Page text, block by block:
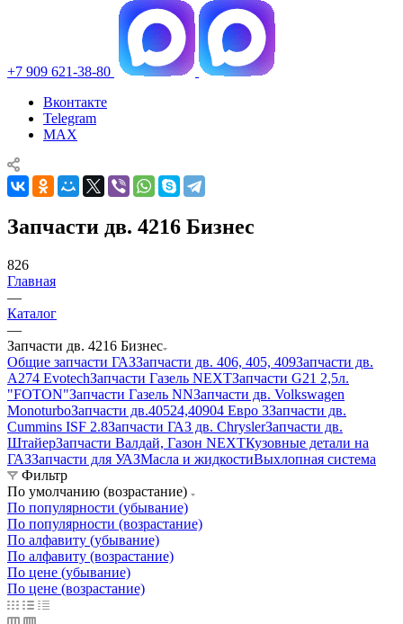
+7 909 621-38-80
Вконтакте
Telegram
MAX
Запчасти дв. 4216 Бизнес
826
Главная
—
Каталог
—
Запчасти дв. 4216 Бизнес
Общие запчасти ГАЗЗапчасти дв. 406, 405, 409Запчасти дв.
A274 EvotechЗапчасти Газель NEXTЗапчасти G21 2,5л.
"FOTON"Запчасти Газель NNЗапчасти дв. Volkswagen
MonoturboЗапчасти дв.40524,40904 Евро 3Запчасти дв.
Cummins ISF 2.8Запчасти ГАЗ дв. ChryslerЗапчасти дв.
ШтайерЗапчасти Валдай, Газон NEXTКузовные детали на
ГАЗЗапчасти для УАЗМасла и жидкостиВыхлопная система
Фильтр
По умолчанию (возрастание)
По популярности (убывание)
По популярности (возрастание)
По алфавиту (убывание)
По алфавиту (возрастание)
По цене (убывание)
По цене (возрастание)